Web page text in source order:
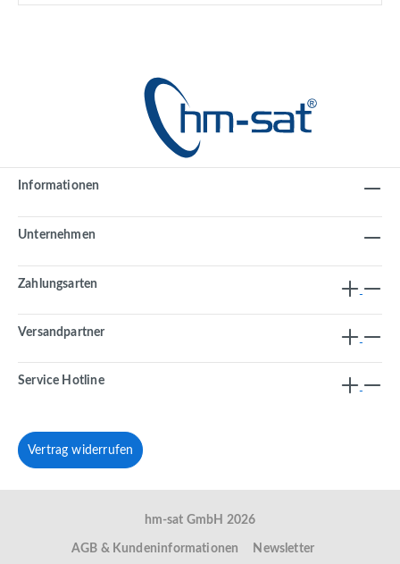
Informationen
Unternehmen
Zahlungsarten
Versandpartner
Service Hotline
Vertrag widerrufen
hm-sat GmbH 2026
AGB & Kundeninformationen Newsletter